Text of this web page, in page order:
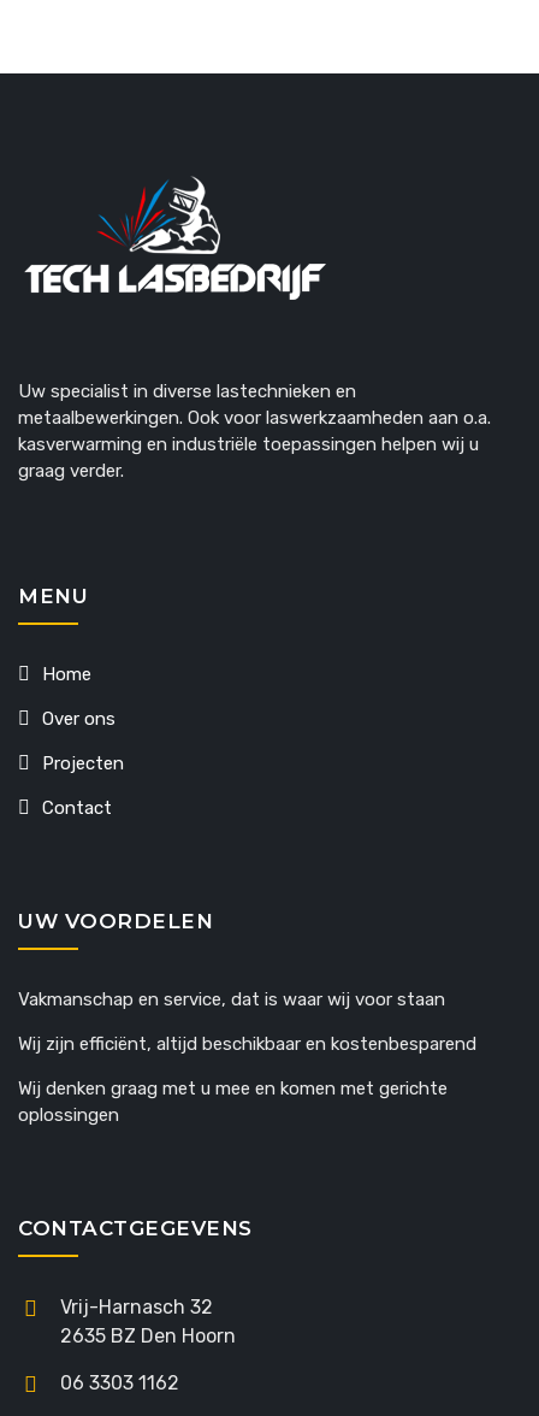
Uw specialist in diverse lastechnieken en
metaalbewerkingen. Ook voor laswerkzaamheden aan o.a.
kasverwarming en industriële toepassingen helpen wij u
graag verder.
MENU
Home
Over ons
Projecten
Contact
UW VOORDELEN
Vakmanschap en service, dat is waar wij voor staan
Wij zijn efficiënt, altijd beschikbaar en kostenbesparend
Wij denken graag met u mee en komen met gerichte
oplossingen
CONTACTGEGEVENS
Vrij-Harnasch 32
2635 BZ Den Hoorn
06 3303 1162